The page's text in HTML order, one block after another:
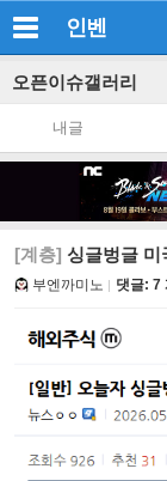
인벤
오픈이슈갤러리
내글
[계층] 싱글벙글 미
부엔까미노 댓글: 7